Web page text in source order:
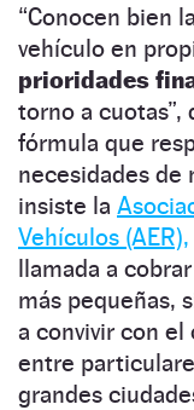
“Conocen bien
vehículo en
prioridades
torno a cuotas”,
fórmula que
necesidades de
insiste la
Vehículos (AER),
llamada a
más pequeñas,
a convivir con
entre
grandes